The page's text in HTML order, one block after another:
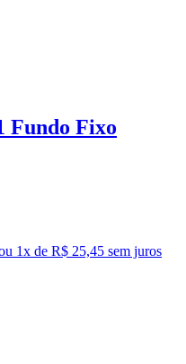
Fundo Fixo
1x de R$ 25,45 sem juros